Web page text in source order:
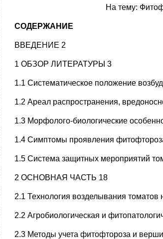
На тему:
СОДЕРЖАНИЕ
ВВЕДЕНИЕ 2
1 ОБЗОР ЛИТЕРАТУРЫ 3
1.1 Систематическое положение
1.2 Ареал распространения,
1.3 Морфолого-биологические
1.4 Симптомы проявления
1.5 Система защитных мероприятий
2 ОСНОВНАЯ ЧАСТЬ 18
2.1 Технология возделывания томатов
2.2 Агробиологическая и
2.3 Методы учета фитофтороза и